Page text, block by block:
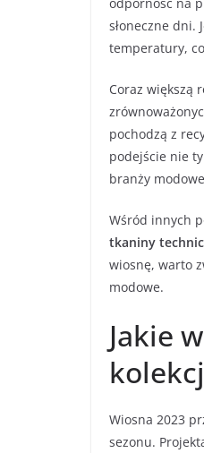
słoneczne dni.
temperatury,
Coraz większą
pochodzą z
podejście nie
branży
Wśród innych
tkaniny
wiosnę, warto
modowe.
Jakie
Wiosna 2023
sezonu.